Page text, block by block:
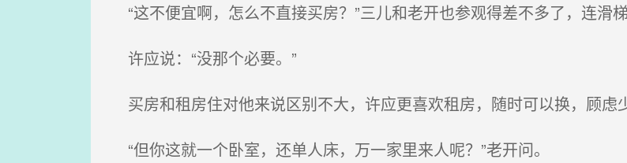
“这不便宜啊，怎么不直接买房？”三儿和老开也参观得差不多了，连滑
许应说：“没那个必要。”
买房和租房住对他来说区别不大，许应更喜欢租房，随时可以换，顾虑
“但你这就一个卧室，还单人床，万一家里来人呢？”老开问。